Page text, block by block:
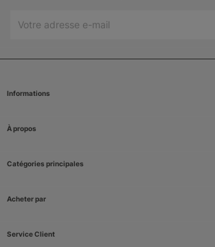
Informations
À propos
Catégories principales
Acheter par
Service Client